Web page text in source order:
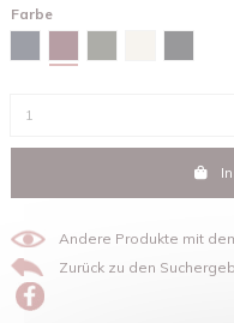
Farbe
Andere Produkte mit
Zurück zu den